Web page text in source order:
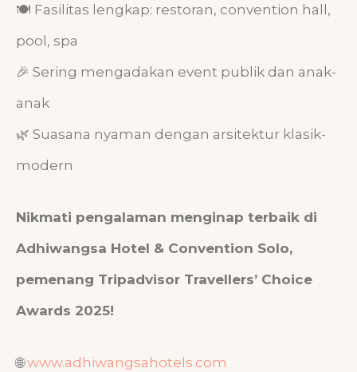
🍽 Fasilitas lengkap: restoran, convention hall,
pool, spa
🎉 Sering mengadakan event publik dan anak-
anak
🌿 Suasana nyaman dengan arsitektur klasik-
modern
Nikmati pengalaman menginap terbaik di
Adhiwangsa Hotel & Convention Solo,
pemenang Tripadvisor Travellers’ Choice
Awards 2025!
🌐www.adhiwangsahotels.com